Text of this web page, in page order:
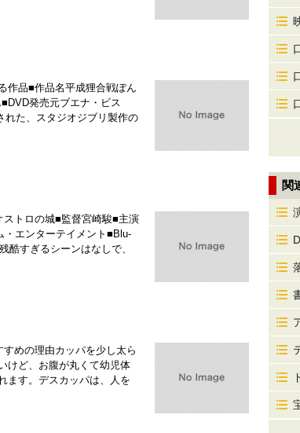
作品■作品名平成狸合戦ぽん
発売元ブエナ・ビス
れた、スタジオジブリ製作の
トロの城■監督宮崎駿■主演
・エンターテイメント■Blu-
酷すぎるシーンはなしで、
めの理由カッパを少し太ら
けど、お腹が丸くて幼児体
ます。デスカッパは、人を
関